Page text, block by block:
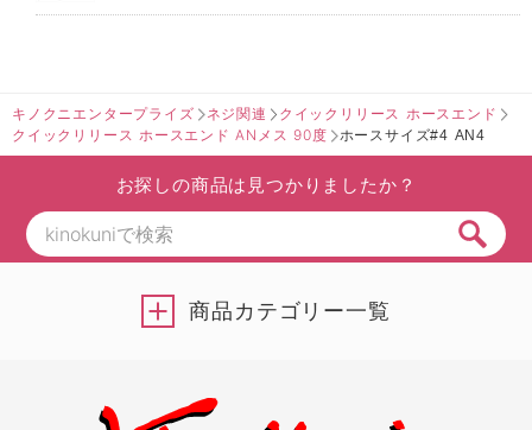
キノクニエンタープライズ ネジ関連
クイックリリース ホースエンド
クイックリリース ホースエンド ANメス 90度
ホースサイズ#4 AN4
お探しの商品は見つかりましたか？
商品カテゴリー一覧